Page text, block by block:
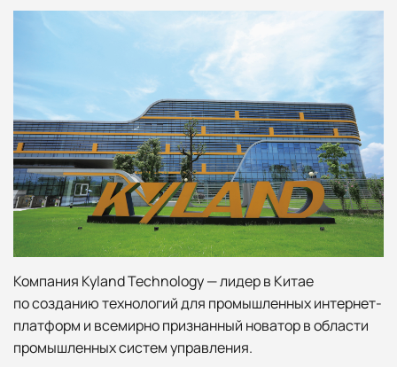
Компания Kyland Technology — лидер в Китае
по созданию технологий для промышленных интернет-
платформ и всемирно признанный новатор в области
промышленных систем управления.